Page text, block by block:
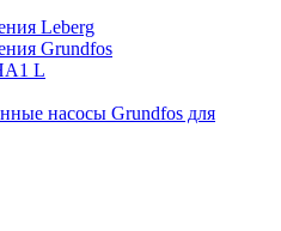
Leberg
Grundfos
L
насосы Grundfos для